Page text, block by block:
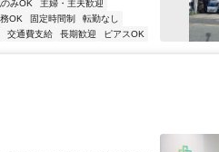
みOK
主婦・主夫歓迎
OK 固定時間制
転勤なし
交通費支給 長期歓迎 ピアスOK